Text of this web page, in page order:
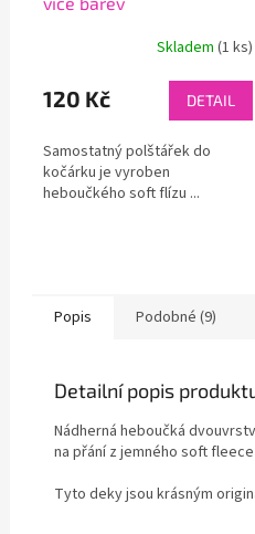
Skladem (1 ks)
120 Kč DETAIL
Samostatný polštářek do
kočárku je vyroben
heboučkého soft flízu ...
Popis Podobné (9)
Detailní popis
Nádherná heboučká
na přání z jemného soft
Tyto deky jsou krásným